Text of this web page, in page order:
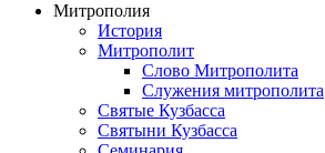
Митрополия
История
Митрополит
Слово Митрополита
Служения митрополита
Святые Кузбасса
Святыни Кузбасса